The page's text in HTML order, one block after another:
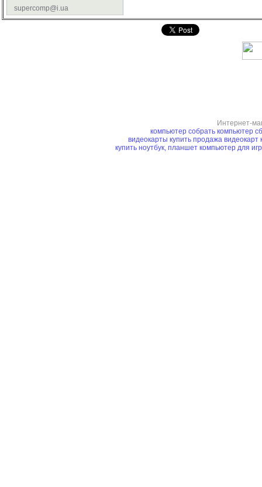
supercomp@i.ua
Интернет-
компьютер собрать компьютер
видеокарты купить продажа видеокарт
купить ноутбук, планшет компьютер для